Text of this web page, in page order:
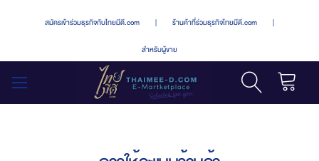
สมัครเข้าร่วมธุรกิจกับไทยมีดี.com | ร้านค้าที่ร่วมธุรกิจไทยมีดี.com |
สำหรับผู้ขาย